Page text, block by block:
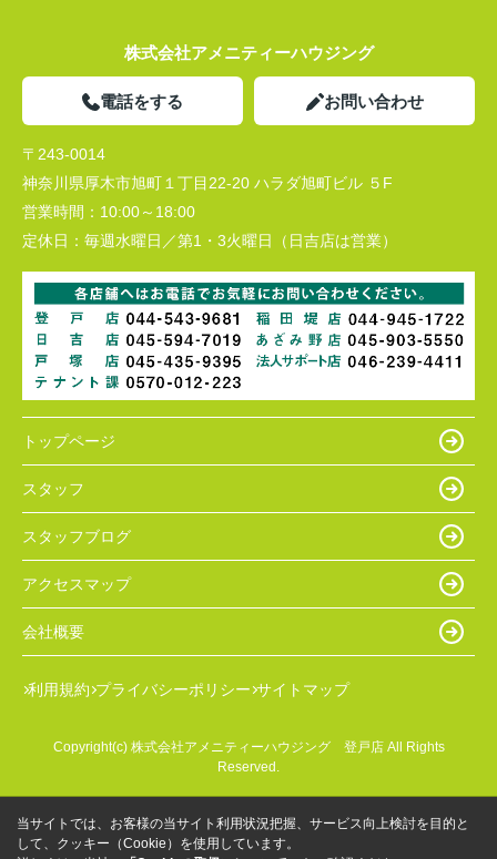
株式会社アメニティーハウジング
電話をする お問い合わせ
〒243-0014
神奈川県厚木市旭町１丁目22-20 ハラダ旭町ビル ５F
営業時間： 10:00～18:00
定休日： 毎週水曜日／第1・3火曜日（日吉店は営業）
トップページ
スタッフ
スタッフブログ
アクセスマップ
会社概要
利用規約 プライバシーポリシー サイトマップ
Copyright(c) 株式会社アメニティーハウジング 登戸店 All Rights
Reserved.
当サイトでは、お客様の当サイト利用状況把握、サービス向上検討を目的と
して、クッキー（Cookie）を使用しています。